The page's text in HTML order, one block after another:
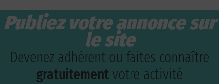
Publiez votre annonce sur
le site
Devenez adhérent ou faites connaître
gratuitement votre activité